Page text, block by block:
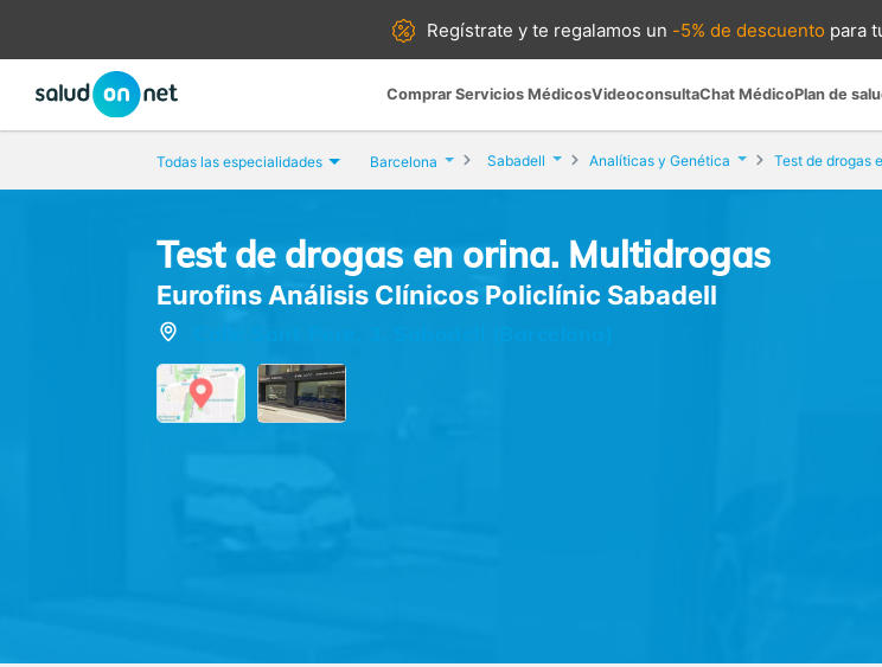
Regístrate yte regalamos un -5% de descuento para
Comprar Servicios MédicosVideoconsultaChat MédicoPlan de
Todas las especialidades Barcelona Sabadell Analíticas y Genética
Test de drogas en orina. Multidrogas
Eurofins Análisis Clínicos Policlínic Sabadell